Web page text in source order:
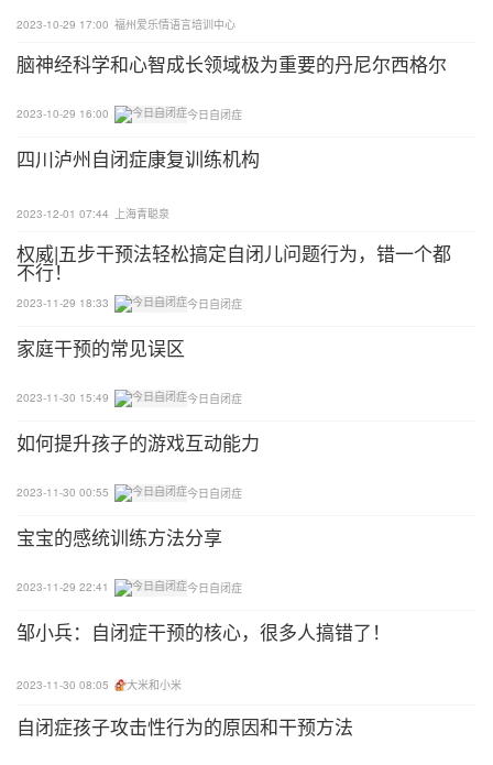
2023-10-29 17:00 福州爱乐情语言培训中心
脑神经科学和心智成长领域极为重要的丹尼尔西格尔
2023-10-29 16:00 今日自闭症
四川泸州自闭症康复训练机构
2023-12-01 07:44 上海青聪泉
权威|五步干预法轻松搞定自闭儿问题行为，错一个都
不行！
2023-11-29 18:33 今日自闭症
家庭干预的常见误区
2023-11-30 15:49 今日自闭症
如何提升孩子的游戏互动能力
2023-11-30 00:55 今日自闭症
宝宝的感统训练方法分享
2023-11-29 22:41 今日自闭症
邹小兵：自闭症干预的核心，很多人搞错了！
2023-11-30 08:05 大米和小米
自闭症孩子攻击性行为的原因和干预方法